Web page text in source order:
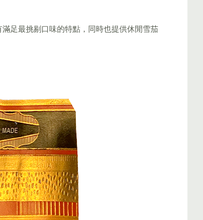
足最挑剔口味的特點，同時也提供休閒雪茄